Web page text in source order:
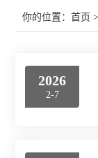
表面张力仪
你的位置：首页
2026
2-7